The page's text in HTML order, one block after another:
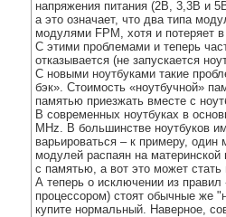
напряжения питания (2В, 3,3В и
а это означает, что два типа
модулями FPM, хотя и потеряет
С этими проблемами и теперь
отказывается (не запускается
С новыми ноутбуками такие
бэк». Стоимость «ноутбучной»
памятью приезжать вместе с
В современных ноутбуках в
MHz. В большинстве ноутбуков
варьироваться – к примеру,
модулей распаян на материнской
с памятью, а вот это может
А теперь о исключении из
процессором) стоят обычные же
купите нормальный. Наверное,